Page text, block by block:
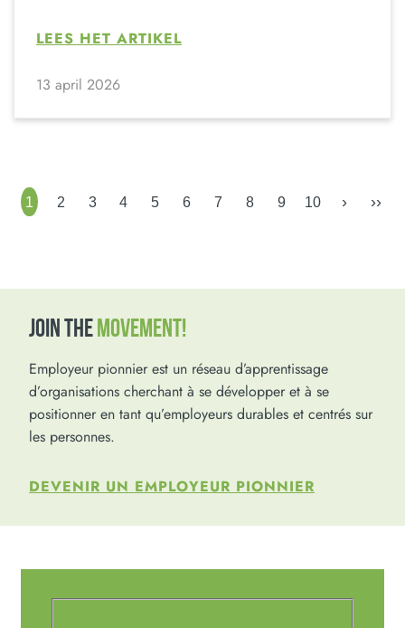
LEES HET ARTIKEL
13 april 2026
1 2 3 4 5 6 7 8 9 10 › ››
JOIN THEMOVEMENT!
Employeur pionnier est un réseau d’apprentissage
d’organisations cherchant à se développer et à se
positionner en tant qu’employeurs durables et centrés sur
les personnes.
DEVENIR UN EMPLOYEUR PIONNIER